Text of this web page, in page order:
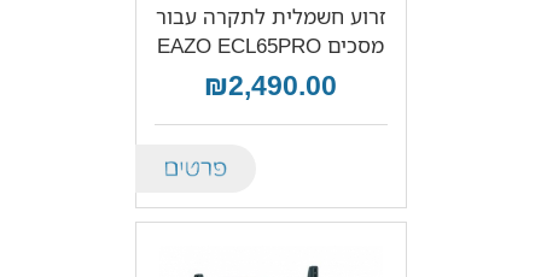
זרוע חשמלית לתקרה עבור
מסכים EAZO ECL65PRO
₪2,490.00